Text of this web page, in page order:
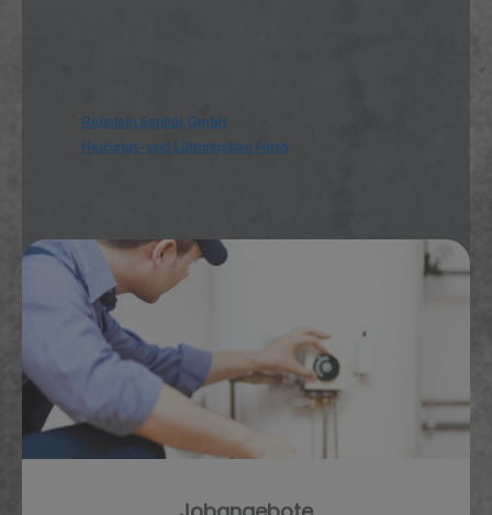
Rebelein Sanitär GmbH
Heizungs- und Lüftungsbau Fürth